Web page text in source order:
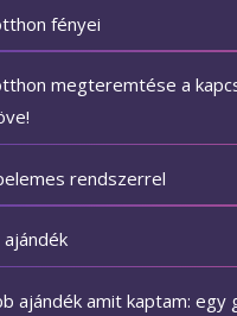
fényei
megteremtése a
rendszerrel
ajándék amit kaptam: egy